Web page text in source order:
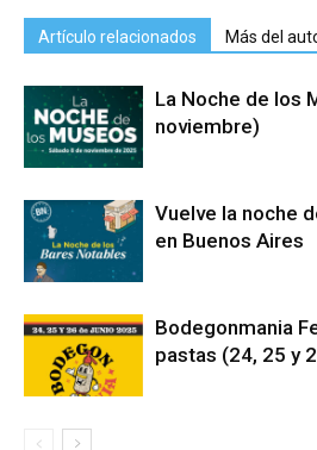
Artículo relacionados Más del
La Noche de los
noviembre)
Vuelve la noche
en Buenos Aires
Bodegonmania
pastas (24, 25 y